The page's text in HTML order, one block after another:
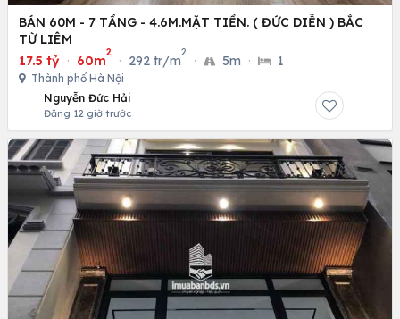
BÁN 60M - 7 TẦNG - 4.6M.MẶT TIỀN. ( ĐỨC DIỄN ) BẮC
TỪ LIÊM
17.5 tỷ · 60m
2
· 292 tr/m
2
· 5m · 1
Thành phố Hà Nội
Nguyễn Đức Hải
Đăng 12 giờ trước